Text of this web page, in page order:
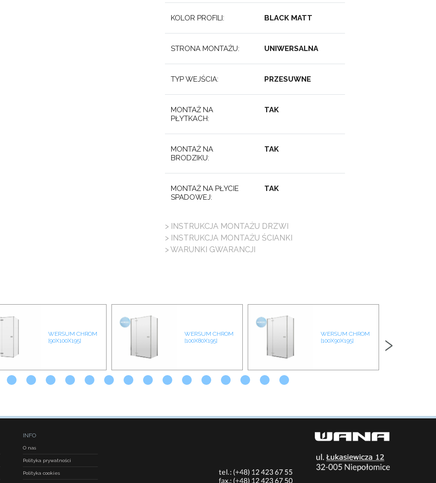
KOLOR PROFILI: BLACK MATT
STRONA MONTAŻU: UNIWERSALNA
TYP WEJŚCIA: PRZESUWNE
MONTAŻ NA
PŁYTKACH:
TAK
MONTAŻ NA
BRODZIKU:
TAK
MONTAŻ NA PŁYCIE
SPADOWEJ:
TAK
> INSTRUKCJA MONTAŻU DRZWI
> INSTRUKCJA MONTAŻU ŚCIANKI
> WARUNKI GWARANCJI
WERSUM CHROM
[90X100X195]
WERSUM CHROM
[100X80X195]
WERSUM CHROM
[100X90X195]
›
INFO
O nas
Polityka prywatności
Polityka cookies